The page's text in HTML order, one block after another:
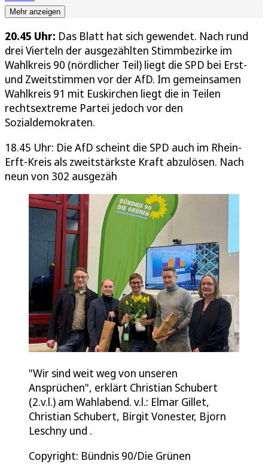
Mehr anzeigen
20.45 Uhr: Das Blatt hat sich gewendet. Nach rund
drei Vierteln der ausgezählten Stimmbezirke im
Wahlkreis 90 (nördlicher Teil) liegt die SPD bei Erst-
und Zweitstimmen vor der AfD. Im gemeinsamen
Wahlkreis 91 mit Euskirchen liegt die in Teilen
rechtsextreme Partei jedoch vor den
Sozialdemokraten.
18.45 Uhr: Die AfD scheint die SPD auch im Rhein-
Erft-Kreis als zweitstärkste Kraft abzulösen. Nach
neun von 302 ausgezäh
"Wir sind weit weg von unseren
Ansprüchen", erklärt Christian Schubert
(2.v.l.) am Wahlabend. v.l.: Elmar Gillet,
Christian Schubert, Birgit Vonester, Bjorn
Leschny und .
Copyright: Bündnis 90/Die Grünen